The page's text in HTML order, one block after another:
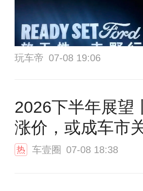
玩车帝 07-08 19:06
2026下半年展望
涨价，或成车市
热 车壹圈 07-08 18:38